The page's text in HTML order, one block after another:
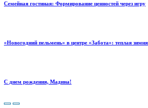
Семейная гостиная: Формирование ценностей через игру
«Новогодний пельмень» в центре «Забота»: теплая
С днем рождения, Мадина!